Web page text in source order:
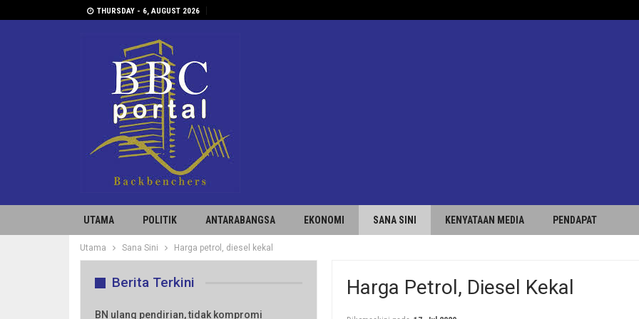
THURSDAY - 6, AUGUST 2026
UTAMA POLITIK ANTARABANGSA EKONOMI SANA SINI KENYATAAN MEDIA PENDAPAT
Utama Sana Sini Harga petrol, diesel kekal
Harga Petrol, Diesel Kekal
Berita Terkini
BN ulang pendirian, tidak kompromi